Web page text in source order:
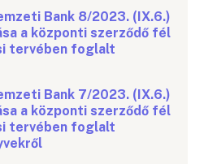
Bank 8/2023. (IX.6.)
a központi szerződő fél
tervében foglalt
Bank 7/2023. (IX.6.)
a központi szerződő fél
tervében foglalt